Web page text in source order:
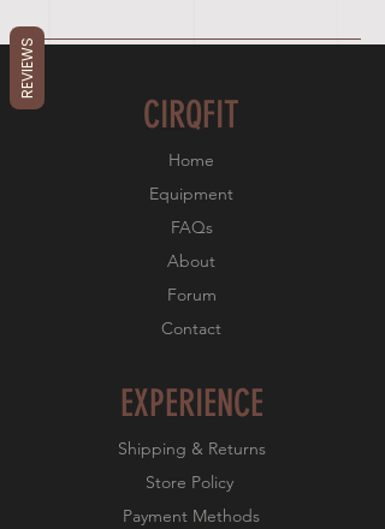
CIRQFIT
Home
Equipment
FAQs
About
Forum
Contact
EXPERIENCE
Shipping & Returns
Store Policy
Payment Methods
REVIEWS